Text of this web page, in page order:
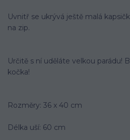
Uvnitř se ukrývá ještě malá
na zip.
Určitě s ní uděláte velkou parádu!
kočka!
Rozměry: 36 x 40 cm
Délka uší: 60 cm